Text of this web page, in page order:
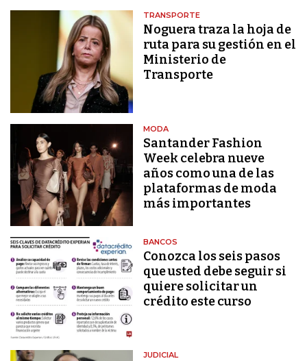
TRANSPORTE
Noguera traza la hoja de
ruta para su gestión en el
Ministerio de
Transporte
MODA
Santander Fashion
Week celebra nueve
años como una de las
plataformas de moda
más importantes
BANCOS
Conozca los seis pasos
que usted debe seguir si
quiere solicitar un
crédito este curso
JUDICIAL